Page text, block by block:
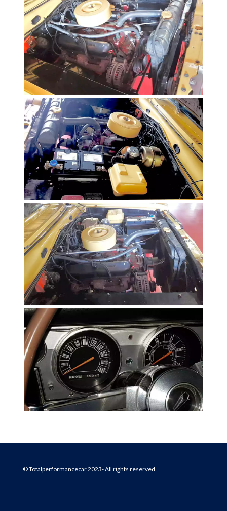
© Totalperformancecar 2023- All rights reserved